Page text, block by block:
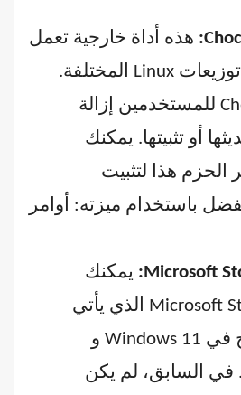
هذه أداة خارجية تعمل
مثل APT في توزيعات Linux المختلفة.
تتيح Chocolatey للمستخدمين إزالة
أو تثبيتها. يمكنك
الحزم هذا لتثبيت
باستخدام ميزته: أوامر
يمكنك
استخدام Microsoft Store الذي يأتي
كتطبيق مدمج في Windows 11 و
Windows 10. في السابق، لم يكن